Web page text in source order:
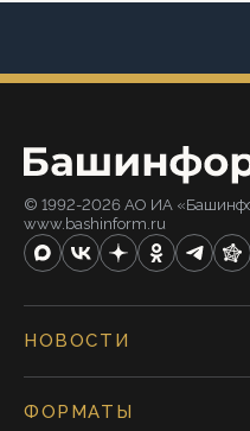
© 1992-2026 АО ИА
www.bashinform.ru
НОВОСТИ
ФОРМАТЫ